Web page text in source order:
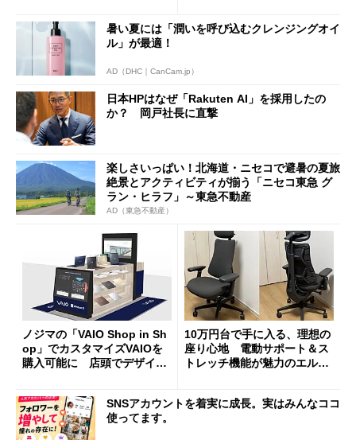
暑い夏には「潤いを呼び込むクレンジングオイ
ル」が最適！
AD（DHC｜CanCam.jp）
日本HPはなぜ「Rakuten AI」を採用したの
か？ 岡戸社長に直撃
楽しさいっぱい！北海道・ニセコで避暑の夏旅
絶景とアクティビティが揃う「ニセコ東急 グ
ラン・ヒラフ」～東急不動産
AD（東急不動産）
ノジマの「VAIO Shop in Sh
op」でカスタマイズVAIOを
購入可能に 店頭でデザイン
10万円台で手に入る、理想の
座り心地 電動サポート＆ス
トレッチ機能が魅力のエルゴ
SNSアカウントを着実に成長。実はみんなココ
使ってます。